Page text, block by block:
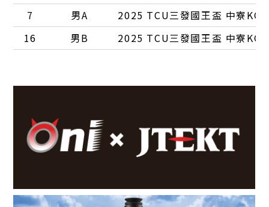
7
男A
2025 TCU三發國王盃 中寮
16
男B 2025 TCU三發國王盃 中寮